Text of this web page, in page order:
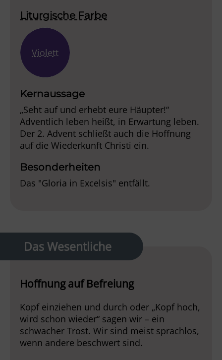
Liturgische Farbe
Violett
Kernaussage
„Seht auf und erhebt eure Häupter!“
Adventlich leben heißt, in Erwartung leben.
Der 2. Advent schließt auch die Hoffnung
auf die Wiederkunft Christi ein.
Besonderheiten
Das "Gloria in Excelsis" entfällt.
Das Wesentliche
Hoffnung auf Befreiung
Kopf einziehen und durch oder „Kopf hoch,
wird schon wieder“ sagen wir – ein
schwacher Trost. Wir sind meist sprachlos,
wenn andere beschwert sind.